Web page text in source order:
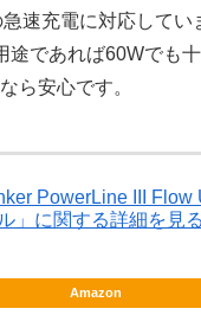
速充電に対応してい
途であれば60Wでも
ら安心です。
PowerLine III Flow
」に関する詳細を見る
Amazon